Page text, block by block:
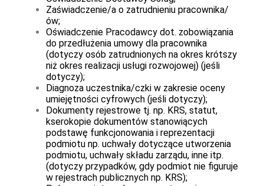
Zaświadczenie/a o zatrudnieniu pracownika/
ów;
Oświadczenie Pracodawcy dot. zobowiązania
do przedłużenia umowy dla pracownika
(dotyczy osób zatrudnionych na okres krótszy
niż okres realizacji usługi rozwojowej) (jeśli
dotyczy);
Diagnoza uczestnika/czki w zakresie oceny
umiejętności cyfrowych (jeśli dotyczy);
Dokumenty rejestrowe tj. np. KRS, statut,
kserokopie dokumentów stanowiących
podstawę funkcjonowania i reprezentacji
podmiotu np. uchwały dotyczące utworzenia
podmiotu, uchwały składu zarządu, inne itp.
(dotyczy przypadków, gdy podmiot nie figuruje
w rejestrach publicznych np. KRS);